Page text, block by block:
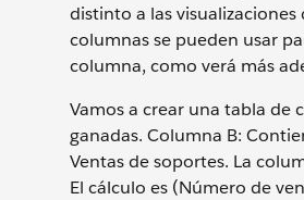
distinto a las
columnas se pueden usar
columna, como verá más
Vamos a crear una tabla de
ganadas. Columna B:
Ventas de soportes. La
El cálculo es (Número de